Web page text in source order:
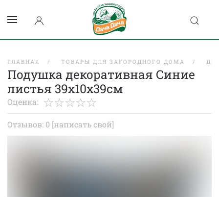
ГЛАВНАЯ ТОВАРЫ ДЛЯ ЗАГОРОДНОГО ДОМА
Подушка декоративная Синие
листья 39х10х39см
Оценка:
Отзывов: 0 [написать свой]